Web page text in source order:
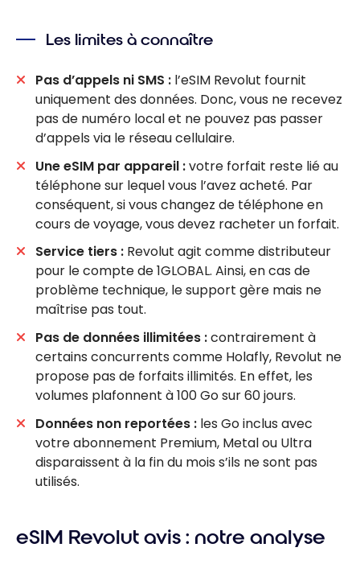
Les limites à connaître
Pas d’appels ni SMS : l’eSIM Revolut fournit
uniquement des données. Donc, vous ne recevez
pas de numéro local et ne pouvez pas passer
d’appels via le réseau cellulaire.
Une eSIM par appareil :votre forfait reste lié au
téléphone sur lequel vous l’avez acheté. Par
conséquent, si vous changez de téléphone en
cours de voyage, vous devez racheter un forfait.
Service tiers : Revolut agit comme distributeur
pour le compte de 1GLOBAL. Ainsi, en cas de
problème technique, le support gère mais ne
maîtrise pas tout.
Pas de données illimitées :contrairement à
certains concurrents comme Holafly, Revolut ne
propose pas de forfaits illimités. En effet, les
volumes plafonnent à 100 Go sur 60 jours.
Données non reportées : les Go inclus avec
votre abonnement Premium, Metal ou Ultra
disparaissent à la fin du mois s’ils ne sont pas
utilisés.
eSIM Revolut avis : notre analyse